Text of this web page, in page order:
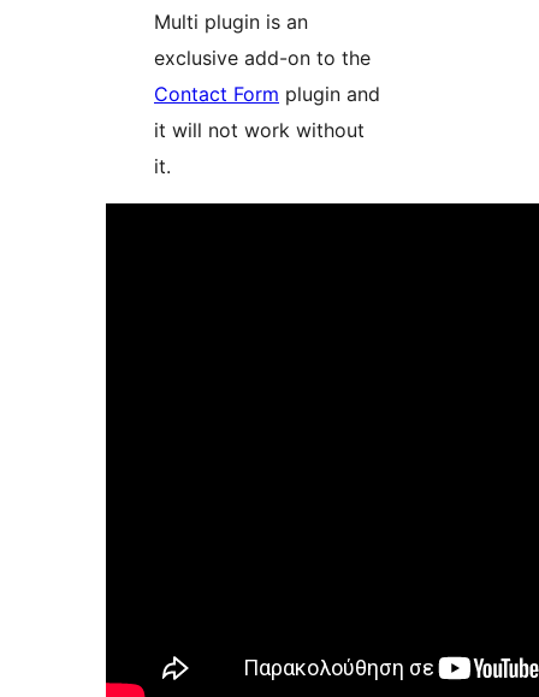
Multi plugin is an
exclusive add-on to the
Contact Form plugin and
it will not work without
it.